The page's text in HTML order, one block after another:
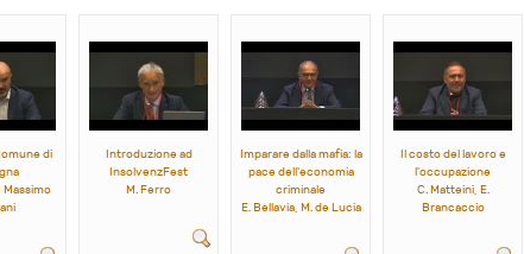
di
Introduzione ad
InsolvenzFest
M. Ferro
Imparare dalla mafia: la
pace dell'economia
criminale
E. Bellavia, M. de Lucia
Il costo del lavoro e
l'occupazione
C. Matteini, E.
Brancaccio